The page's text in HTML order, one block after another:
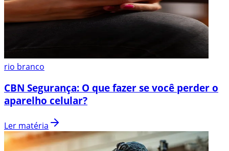
rio branco
CBN Segurança: O que fazer se você perder o
aparelho celular?
Ler matéria